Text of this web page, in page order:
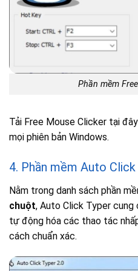
Phần mềm
Tải Free Mouse Clicker tại
mọi phiên bản Windows.
4. Phần mềm Auto
Nằm trong danh sách phần
chuột, Auto Click Typer cung
tự động hóa các thao tác
cách chuẩn xác.